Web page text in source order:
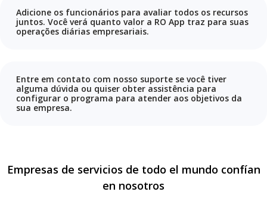
Adicione os funcionários para avaliar todos os recursos
juntos. Você verá quanto valor a RO App traz para suas
operações diárias empresariais.
Entre em contato com nosso suporte se você tiver
alguma dúvida ou quiser obter assistência para
configurar o programa para atender aos objetivos da
sua empresa.
Empresas de servicios de todo el mundo confían
en nosotros